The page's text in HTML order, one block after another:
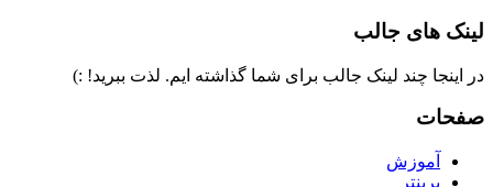
لینک های جالب
در اینجا چند لینک جالب برای شما گذاشته ایم. لذت ببرید! :)
صفحات
آموزش
پرینتر